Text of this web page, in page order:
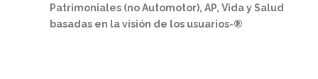
Patrimoniales (no Automotor), AP, Vida y Salud
basadas en la visión de los usuarios-®